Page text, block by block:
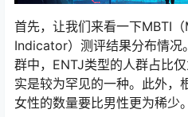
首先，让我们来看一下MBTI
Indicator）测评结果分布情况
群中，ENTJ类型的人群占比
实是较为罕见的一种。此外，
女性的数量要比男性更为稀少。